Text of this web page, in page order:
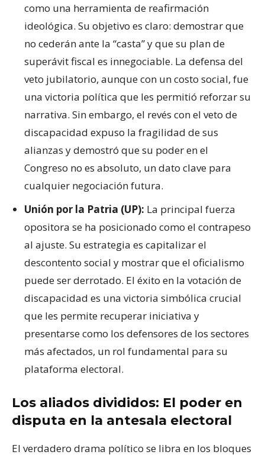
como una herramienta de reafirmación
ideológica. Su objetivo es claro: demostrar que
no cederán ante la “casta” y que su plan de
superávit fiscal es innegociable. La defensa del
veto jubilatorio, aunque con un costo social, fue
una victoria política que les permitió reforzar su
narrativa. Sin embargo, el revés con el veto de
discapacidad expuso la fragilidad de sus
alianzas y demostró que su poder en el
Congreso no es absoluto, un dato clave para
cualquier negociación futura.
Unión por la Patria (UP): La principal fuerza
opositora se ha posicionado como el contrapeso
al ajuste. Su estrategia es capitalizar el
descontento social y mostrar que el oficialismo
puede ser derrotado. El éxito en la votación de
discapacidad es una victoria simbólica crucial
que les permite recuperar iniciativa y
presentarse como los defensores de los sectores
más afectados, un rol fundamental para su
plataforma electoral.
Los aliados divididos: El poder en
disputa en la antesala electoral
El verdadero drama político se libra en los bloques